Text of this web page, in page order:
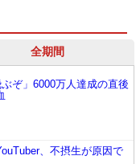
全期間
ぞ」6000万人達成の直後
、不摂生が原因で